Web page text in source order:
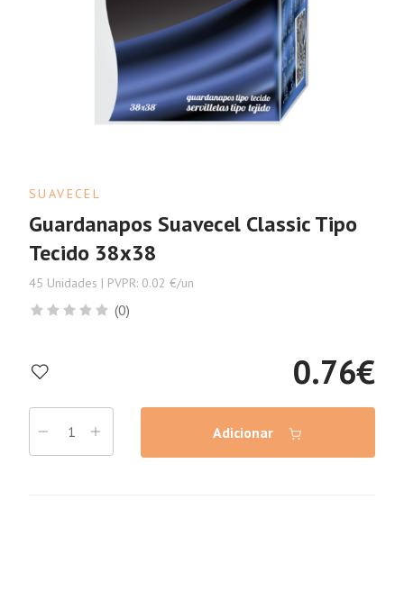
SUAVECEL
Guardanapos Suavecel Classic Tipo
Tecido 38x38
45 Unidades | PVPR: 0.02 €/un
(0)
0.76€
Adicionar